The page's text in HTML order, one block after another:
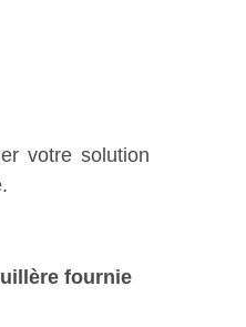
votre solution
fournie